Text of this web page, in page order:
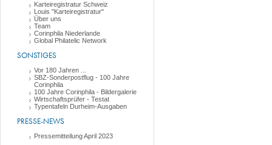
Karteiregistratur Schweiz
Louis "Karteiregistratur"
Über uns
Team
Corinphila Niederlande
Global Philatelic Network
SONSTIGES
Vor 180 Jahren ...
SBZ-Sonderpostflug - 100 Jahre
Corinphila
100 Jahre Corinphila - Bildergalerie
Wirtschaftsprüfer - Testat
Typentafeln Durheim-Ausgaben
PRESSE-NEWS
Pressemitteilung April 2023